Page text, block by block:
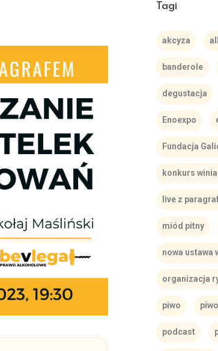
Tagi
akcyza
banderole
degustacja
Enoexpo
Fundacja
konkurs
live z
miód pitny
nowa ustawa
organizacja
piwo
podcast